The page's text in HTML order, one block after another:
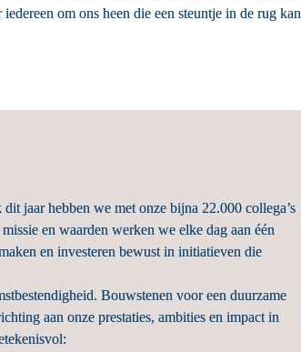
om ons heen die een steuntje in de rug kan
jaar hebben we met onze bijna 22.000 collega’s
en waarden werken we elke dag aan één
en investeren bewust in initiatieven die
Bouwstenen voor een duurzame
aan onze prestaties, ambities en impact in